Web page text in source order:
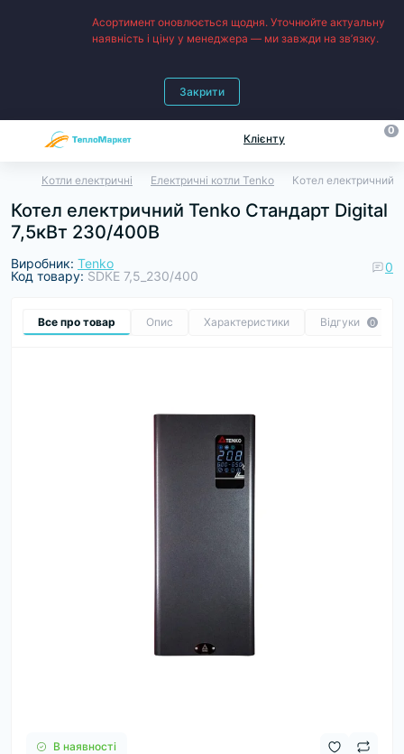
Асортимент оновлюється щодня. Уточнюйте актуальну
наявність і ціну у менеджера — ми завжди на зв’язку.
Закрити
Клієнту
0
Котли електричні Електричні котли Tenko Котел електричний
Котел електричний Tenko Cтандарт Digital
7,5кВт 230/400В
Виробник: Tenko
Код товару: SDКЕ 7,5_230/400
0
Все про товар Опис Характеристики Відгуки 0
В наявності